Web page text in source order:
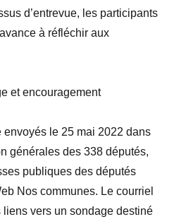
d’entrevue, les participants
à réfléchir aux
et encouragement
envoyés le 25 mai 2022 dans
générales des 338 députés,
publiques des députés
Nos communes. Le courriel
vers un sondage destiné